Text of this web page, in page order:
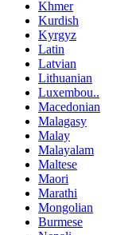
Khmer
Kurdish
Kyrgyz
Latin
Latvian
Lithuanian
Luxembou..
Macedonian
Malagasy
Malay
Malayalam
Maltese
Maori
Marathi
Mongolian
Burmese